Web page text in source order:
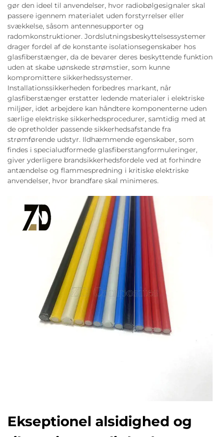
gør den ideel til anvendelser, hvor radiobølgesignaler skal
passere igennem materialet uden forstyrrelser eller
svækkelse, såsom antennesupporter og
radomkonstruktioner. Jordslutningsbeskyttelsessystemer
drager fordel af de konstante isolationsegenskaber hos
glasfiberstænger, da de bevarer deres beskyttende funktion
uden at skabe uønskede strømstier, som kunne
kompromittere sikkerhedssystemer.
Installationssikkerheden forbedres markant, når
glasfiberstænger erstatter ledende materialer i elektriske
miljøer, idet arbejdere kan håndtere komponenterne uden
særlige elektriske sikkerhedsprocedurer, samtidig med at
de opretholder passende sikkerhedsafstande fra
strømførende udstyr. Ildhæmmende egenskaber, som
findes i specialudformede glasfiberstangformuleringer,
giver yderligere brandsikkerhedsfordele ved at forhindre
antændelse og flammespredning i kritiske elektriske
anvendelser, hvor brandfare skal minimeres.
Ekseptionel alsidighed og